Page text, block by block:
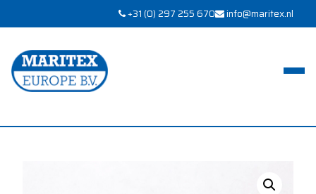
+31 (0) 297 255 670 info@maritex.nl